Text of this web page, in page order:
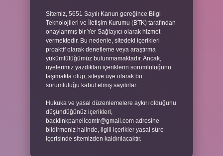
Sitemiz, 5651 Sayılı Kanun gereğince Bilgi
Teknolojileri ve İletişim Kurumu (BTK) tarafından
onaylanmış bir Yer Sağlayıcı olarak hizmet
vermektedir. Bu nedenle, sitedeki içerikleri
proaktif olarak denetleme veya araştırma
yükümlülüğümüz bulunmamaktadır. Ancak,
üyelerimiz yazdıkları içeriklerin sorumluluğunu
taşımakta olup, siteye üye olarak bu
sorumluluğu kabul etmiş sayılırlar.
Hukuka ve yasal düzenlemelere aykırı olduğunu
düşündüğünüz içerikleri,
backlinkpanelicomtr@gmail.com adresine
bildirmeniz halinde, ilgili içerikler yasal süre
içerisinde sitemizden kaldırılacaktır.